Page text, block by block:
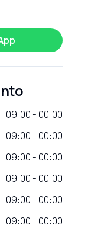
09:00 - 00:00
09:00 - 00:00
09:00 - 00:00
09:00 - 00:00
09:00 - 00:00
09:00 - 00:00